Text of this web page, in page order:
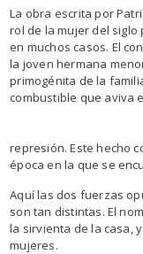
La obra escrita por
rol de la mujer del
en muchos casos. El
la joven hermana
primogénita de la
combustible que aviva
represión. Este hecho
época en la que se
Aquí las dos fuerzas
son tan distintas. El
la sirvienta de la casa,
mujeres.